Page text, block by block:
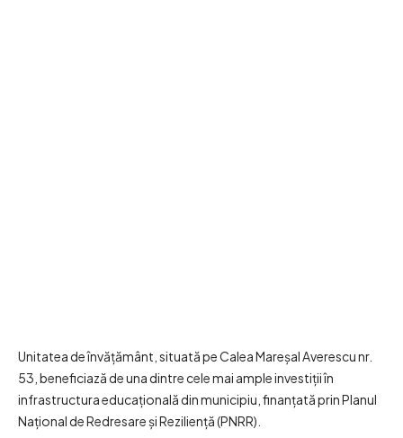
Unitatea de învățământ, situată pe Calea Mareșal Averescu nr.
53, beneficiază de una dintre cele mai ample investiții în
infrastructura educațională din municipiu, finanțată prin Planul
Național de Redresare și Reziliență (PNRR).